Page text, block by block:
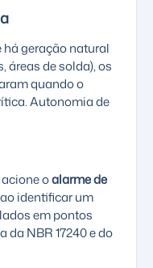
geração natural
áreas de solda), os
quando o
Autonomia de
oalarme de
identificar um
em pontos
NBR 17240 e do